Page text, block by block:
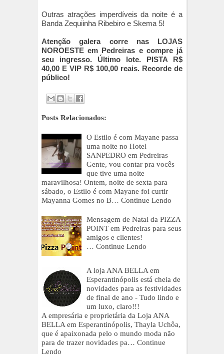
Outras atrações imperdíveis da noite é a
Banda Zequiinha Ribebiro e Skema 5!
Atenção galera corre nas LOJAS
NOROESTE em Pedreiras e compre já
seu ingresso. Último lote. PISTA R$
40,00 E VIP R$ 100,00 reais. Recorde de
público!
Posts Relacionados:
O Estilo é com Mayane passa
uma noite no Hotel
SANPEDRO em Pedreiras
Gente, vou contar pra vocês
que tive uma noite
maravilhosa! Ontem, noite de sexta para
sábado, o Estilo é com Mayane foi curtir
Mayanna Gomes no B… Continue Lendo
Mensagem de Natal da PIZZA
POINT em Pedreiras para seus
amigos e clientes!
… Continue Lendo
A loja ANA BELLA em
Esperantinópolis está cheia de
novidades para as festividades
de final de ano - Tudo lindo e
um luxo, claro!!!
A empresária e proprietária da Loja ANA
BELLA em Esperantinópolis, Thayla Uchôa,
que é apaixonada pelo o mundo moda não
para de trazer novidades pa… Continue
Lendo